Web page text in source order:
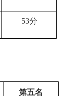
53分
第五名